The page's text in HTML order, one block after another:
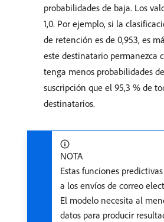
probabilidades de baja. Los
1,0. Por ejemplo, si la
de retención es de 0,953, es
este destinatario permanezca
tenga menos probabilidades
suscripción que el 95,3 % de
destinatarios.
NOTA
Estas funciones
a los envíos de correo
El modelo necesita al
datos para producir